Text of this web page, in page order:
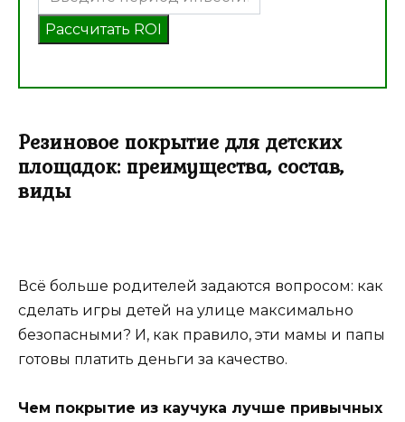
Рассчитать ROI
Резиновое покрытие для детских
площадок: преимущества, состав,
виды
Всё больше родителей задаются вопросом: как
сделать игры детей на улице максимально
безопасными? И, как правило, эти мамы и папы
готовы платить деньги за качество.
Чем покрытие из каучука лучше привычных